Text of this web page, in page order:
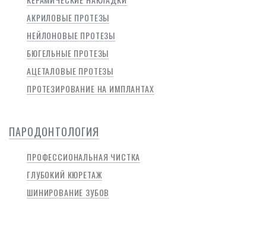
АКРИЛОВЫЕ ПРОТЕЗЫ
НЕЙЛОНОВЫЕ ПРОТЕЗЫ
БЮГЕЛЬНЫЕ ПРОТЕЗЫ
АЦЕТАЛОВЫЕ ПРОТЕЗЫ
ПРОТЕЗИРОВАНИЕ НА ИМПЛАНТАХ
ПАРОДОНТОЛОГИЯ
ПРОФЕССИОНАЛЬНАЯ ЧИСТКА
ГЛУБОКИЙ КЮРЕТАЖ
ШИНИРОВАНИЕ ЗУБОВ